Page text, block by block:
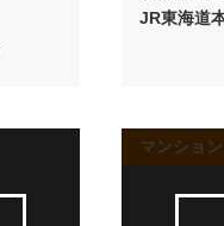
JR東海道
マンション